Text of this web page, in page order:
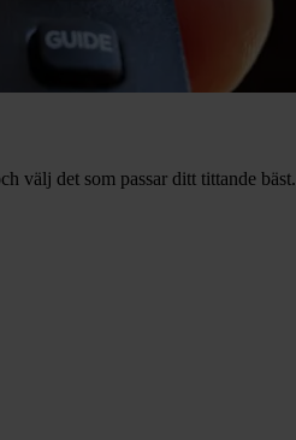
välj det som passar ditt tittande bäst.